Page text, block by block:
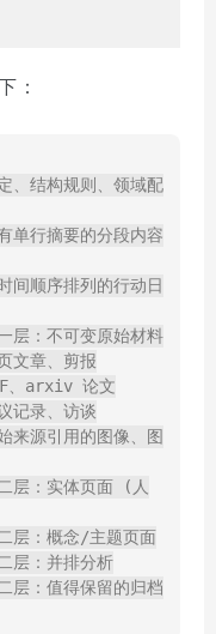
：
结构规则、领域配
摘要的分段内容
序排列的行动日
不可变原始材料
章、剪报
arxiv 论文
录、访谈
引用的图像、图
实体页面 (人
：概念/主题页面
：并排分析
值得保留的归档